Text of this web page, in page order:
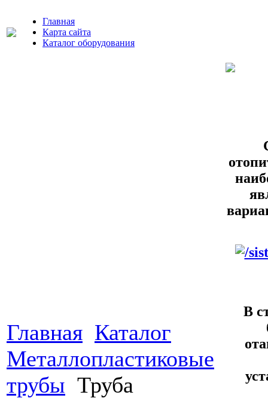
Главная
Карта сайта
Каталог оборудования
Главная Каталог
Металлопластиковые
трубы Труба
В